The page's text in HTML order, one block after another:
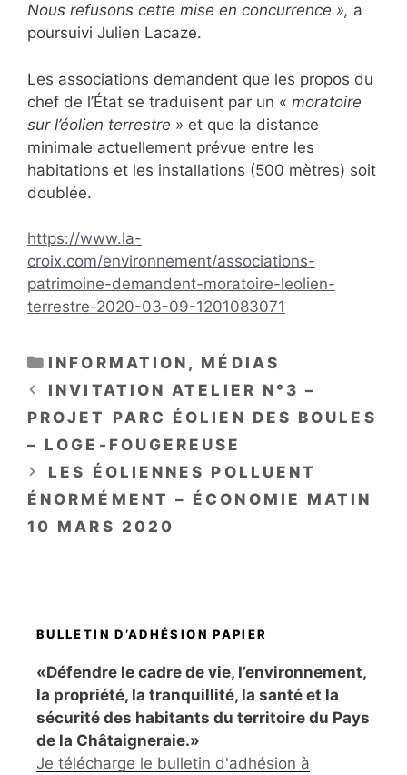
Nous refusons cette mise en concurrence », a
poursuivi Julien Lacaze.
Les associations demandent que les propos du
chef de l’État se traduisent par un « moratoire
sur l’éolien terrestre » et que la distance
minimale actuellement prévue entre les
habitations et les installations (500 mètres) soit
doublée.
https://www.la-
croix.com/environnement/associations-
patrimoine-demandent-moratoire-leolien-
terrestre-2020-03-09-1201083071
CATÉGORIES
INFORMATION , MÉDIAS
INVITATION ATELIER N°3 –
PROJET PARC ÉOLIEN DES BOULES
– LOGE-FOUGEREUSE
LES ÉOLIENNES POLLUENT
ÉNORMÉMENT – ÉCONOMIE MATIN
10 MARS 2020
BULLETIN D’ADHÉSION PAPIER
«Défendre le cadre de vie, l’environnement,
la propriété, la tranquillité, la santé et la
sécurité des habitants du territoire du Pays
de la Châtaigneraie.»
Je télécharge le bulletin d'adhésion à